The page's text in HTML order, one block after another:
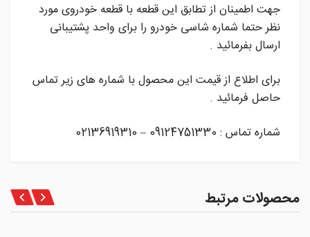
جهت اطمینان از تطابق این قطعه با قطعه خودروی مورد
نظر حتما شماره شاسی خودرو را برای واحد پشتیبانی
ارسال بفرمائید .
برای اطلاع از قیمت این محصول با شماره های زیر تماس
حاصل فرمائید .
شماره تماس : 09124751330 – 02136919310
محصولات مرتبط